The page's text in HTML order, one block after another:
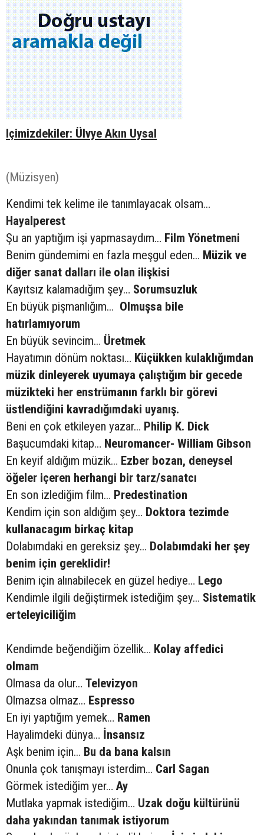
Içimizdekiler: Ülvye Akın Uysal
(Müzisyen)
Kendimi tek kelime ile tanımlayacak olsam…
Hayalperest
Şu an yaptığım işi yapmasaydım… Film Yönetmeni
Benim gündemimi en fazla meşgul eden… Müzik ve
diğer sanat dalları ile olan ilişkisi
Kayıtsız kalamadığım şey… Sorumsuzluk
En büyük pişmanlığım… Olmuşsa bile
hatırlamıyorum
En büyük sevincim… Üretmek
Hayatımın dönüm noktası… Küçükken kulaklığımdan
müzik dinleyerek uyumaya çalıştığım bir gecede
müzikteki her enstrümanın farklı bir görevi
üstlendiğini kavradığımdaki uyanış.
Beni en çok etkileyen yazar… Philip K. Dick
Başucumdaki kitap… Neuromancer- William Gibson
En keyif aldığım müzik… Ezber bozan, deneysel
öğeler içeren herhangi bir tarz/sanatcı
En son izlediğim film… Predestination
Kendim için son aldığım şey… Doktora tezimde
kullanacagım birkaç kitap
Dolabımdaki en gereksiz şey… Dolabımdaki her şey
benim için gereklidir!
Benim için alınabilecek en güzel hediye… Lego
Kendimle ilgili değiştirmek istediğim şey… Sistematik
erteleyiciliğim
Kendimde beğendiğim özellik… Kolay affedici
olmam
Olmasa da olur… Televizyon
Olmazsa olmaz… Espresso
En iyi yaptığım yemek… Ramen
Hayalimdeki dünya… İnsansız
Aşk benim için… Bu da bana kalsın
Onunla çok tanışmayı isterdim… Carl Sagan
Görmek istediğim yer… Ay
Mutlaka yapmak istediğim… Uzak doğu kültürünü
daha yakından tanımak istiyorum